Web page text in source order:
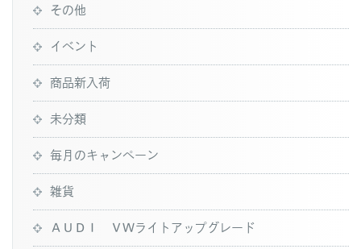
その他
イベント
商品新入荷
未分類
毎月のキャンペーン
雑貨
ＡＵＤＩ ＶＷライトアップグレード